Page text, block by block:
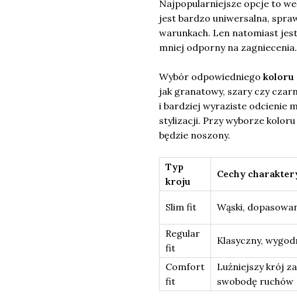
Najpopularniejsze opcje to
jest bardzo uniwersalna,
warunkach. Len natomiast
mniej odporny na zagniecenia.
Wybór odpowiedniego koloru
jak granatowy, szary czy
i bardziej wyraziste odcienie
stylizacji. Przy wyborze
będzie noszony.
Typ
kroju
Cechy
Slim fit Wąski,
Regular
fit
Klasyczny,
Comfort
fit
Luźniejszy krój
swobodę ruchów